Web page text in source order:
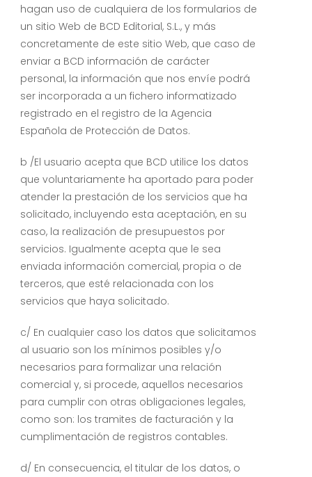
hagan uso de cualquiera de los formularios de
un sitio Web de BCD Editorial, S.L., y más
concretamente de este sitio Web, que caso de
enviar a BCD información de carácter
personal, la información que nos envíe podrá
ser incorporada a un fichero informatizado
registrado en el registro de la Agencia
Española de Protección de Datos.
b /El usuario acepta que BCD utilice los datos
que voluntariamente ha aportado para poder
atender la prestación de los servicios que ha
solicitado, incluyendo esta aceptación, en su
caso, la realización de presupuestos por
servicios. Igualmente acepta que le sea
enviada información comercial, propia o de
terceros, que esté relacionada con los
servicios que haya solicitado.
c/ En cualquier caso los datos que solicitamos
al usuario son los mínimos posibles y/o
necesarios para formalizar una relación
comercial y, si procede, aquellos necesarios
para cumplir con otras obligaciones legales,
como son: los tramites de facturación y la
cumplimentación de registros contables.
d/ En consecuencia, el titular de los datos, o